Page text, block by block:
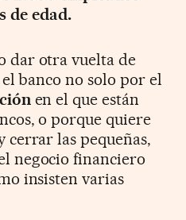
de edad.
dar otra vuelta de
banco no solo por el
en el que están
o porque quiere
cerrar las pequeñas,
negocio financiero
insisten varias